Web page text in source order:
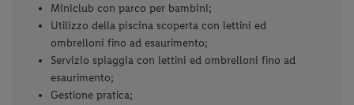
Miniclub con parco per bambini;
Utilizzo della piscina scoperta con lettini ed
ombrelloni fino ad esaurimento;
Servizio spiaggia con lettini ed ombrelloni fino ad
esaurimento;
Gestione pratica;